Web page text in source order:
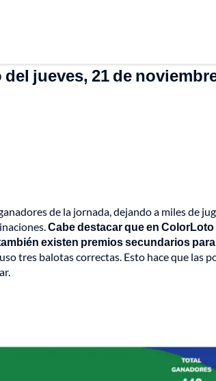
jueves, 21 de
de la jornada, dejando a miles de
Cabe destacar que en
existen premios secundarios
tres balotas correctas. Esto hace que las